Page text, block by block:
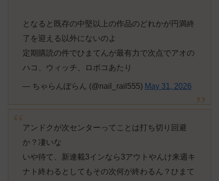
となると既存の中堅以上の作品のどれかが円満終
了を迎える以外にないのよ
定期購読の件でひまてんが最有力で次点でアオの
ハコ、ウィッチ、ロボコあたり
— ちゃらんぽらん (@nail_rail555) May 31, 2026
アンドクが次センターってことは打ち切り回避
か？凄いな
いや待て、新連載3インなら3アウトやんけ来週キ
ナト終わるとしてもその次何が終わるん？ひまて